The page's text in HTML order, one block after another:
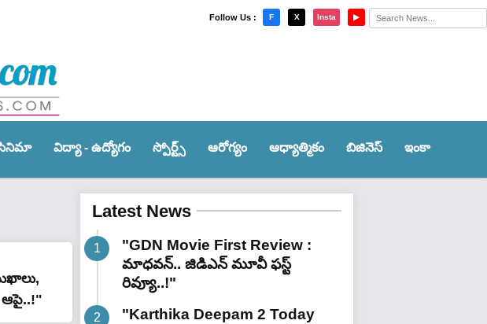
Follow Us : F X Insta ▶
విద్యా - ఉద్యోగం స్పోర్ట్స్‌ ఆరోగ్యం ఆధ్యాత్మికం బిజినెస్ ఇంకా
×
ఆపై..!"
Latest News
"GDN Movie First Review :
మాధవన్.. జిడిఎన్ మూవీ ఫ‌స్ట్
రివ్యూ..!"
"Karthika Deepam 2 Today